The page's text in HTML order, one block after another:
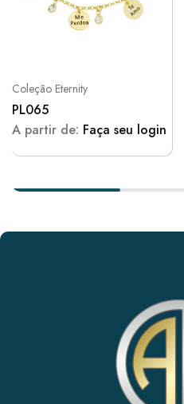
Coleção Eternity
PL065
A partir de: Faça seu login